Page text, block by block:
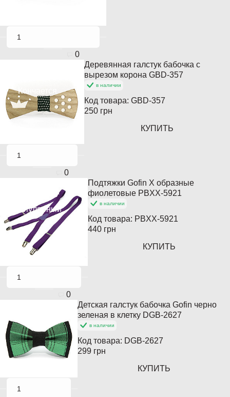
0
Кончается
0
Деревянная галстук бабочка с
вырезом корона GBD-357
в наличии
Код товара: GBD-357
250 грн
КУПИТЬ
Хит продаж
Популярный
0
Подтяжки Gofin Х образные
фиолетовые PBXX-5921
в наличии
Код товара: PBXX-5921
440 грн
КУПИТЬ
Детская галстук бабочка Gofin черно
зеленая в клетку DGB-2627
в наличии
Код товара: DGB-2627
299 грн
КУПИТЬ